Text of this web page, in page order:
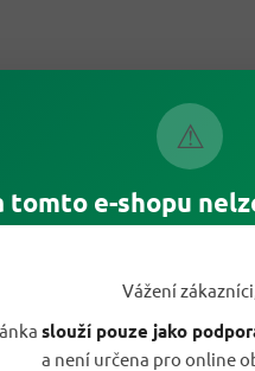
⚠
tomto e-shopu
Vážení zákazníci,
slouží pouze jako
a není určena pro online